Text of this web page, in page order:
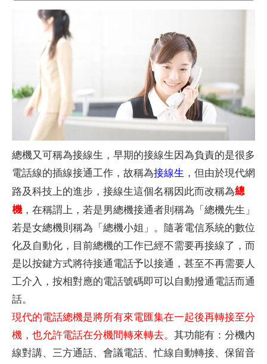
總機又可稱為接線生，早期的接線生因為負責的是很多
電話線的插線接通工作，故稱為接線生 ，但由於現代網
路及科技上的進步，接線生這個名稱因此而改稱為總
機，在稱謂上，若是男總機接通者則稱為「總機先生」
若是女總機則稱為「總機小姐」。隨著電信系統的數位
化及自動化，目前總機的工作已經不需要再接線了，而
是以按鍵方式將待接通電話予以接通，甚至不再需要人
工介入，按相對應的電話號碼即可以自動撥通電話而通
話。
現代的電話總機是將所有來電匯集在一起後再轉接至分
機，也允許電話在分機間轉來轉去。 其功能有：分機內
線對講、三方通話、會議電話、忙線自動轉接、保留音